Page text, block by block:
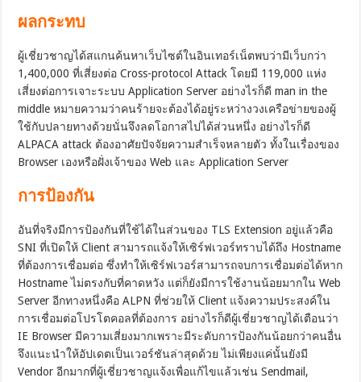
ผลกระทบ
ผู้เชี่ยวชาญได้สแกนค้นหาเว็บไซต์ในอินเทอร์เน็ตพบว่ามีเว็บกว่า
1,400,000 ที่เสี่ยงต่อ Cross-protocol Attack โดยมี 119,000 แห่ง
เสี่ยงต่อการเจาะระบบ Application Server อย่างไรก็ดี man in the
middle หมายความว่าคนร้ายจะต้องได้อยู่ระหว่างวงเครือข่ายของผู้
ใช้กับปลายทางด้วยนั่นจึงลดโอกาสไปได้ส่วนหนึ่ง อย่างไรก็ดี
ALPACA attack ต้องอาศัยปัจจัยความสำเร็จหลายตัว ทั้งในเรื่องของ
Browser เองหรือฝั่งเจ้าของ Web และ Application Server
การป้องกัน
อันที่จริงมีการป้องกันที่ใช้ได้ในส่วนของ TLS Extension อยู่แล้วคือ
SNI ที่เปิดให้ Client สามารถแจ้งให้เซิร์ฟเวอร์ทราบได้ถึง Hostname
ที่ต้องการเชื่อมต่อ ซึ่งทำให้เซิร์ฟเวอร์สามารถจบการเชื่อมต่อได้หาก
Hostname ไม่ตรงกับที่คาดหวัง แต่ก็ยังมีการใช้งานน้อยมากใน Web
Server อีกทางหนึ่งคือ ALPN ที่ช่วยให้ Client แจ้งความประสงค์ใน
การเชื่อมต่อโปรโตคอลที่ต้องการ อย่างไรก็ดีผู้เชี่ยวชาญได้เตือนว่า
IE Browser มีความเสี่ยงมากเพราะมีระดับการป้องกันน้อยกว่าคนอื่น
จึงแนะนำให้อัปเดตเป็นเวอร์ชันล่าสุดด้วย ไม่เพียงแค่นั้นยังมี
Vendor อีกมากที่ผู้เชี่ยวชาญแจ้งเพื่อแก้ไขแล้วเช่น Sendmail,